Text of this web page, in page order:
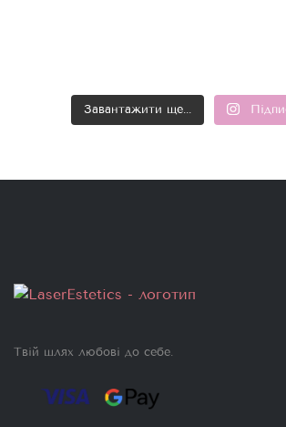
Завантажити ще...
Твій шлях любові до себе.